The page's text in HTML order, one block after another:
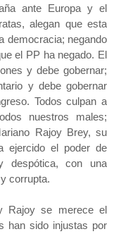
ante Europa y el
alegan que esta
democracia; negando
el PP ha negado. El
y debe gobernar;
y debe gobernar
Todos culpan a
nuestros males;
Rajoy Brey, su
ejercido el poder de
despótica, con una
corrupta.
Rajoy se merece el
han sido injustas por